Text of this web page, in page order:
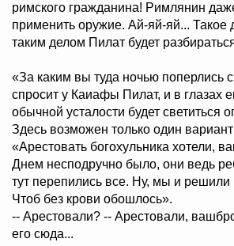
римского гражданина! Римлянин
применить оружие. Ай-яй-яй... Такое
таким делом Пилат будет
«За каким вы туда ночью поперлись
спросит у Каиафы Пилат, и в глазах
обычной усталости будет светиться
Здесь возможен только один вариант
«Арестовать богохульника хотели,
Днем несподручно было, они ведь
тут перепились все. Ну, мы и решили
Чтоб без крови обошлось».
-- Арестовали? -- Арестовали,
его сюда...